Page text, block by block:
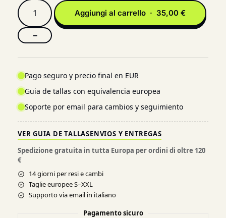
−
Aggiungi al carrello · 35,00 €
Pago seguro y precio final en EUR
Guia de tallas con equivalencia europea
Soporte por email para cambios y seguimiento
VER GUIA DE TALLASENVIOS Y ENTREGAS
Spedizione gratuita in tutta Europa per ordini di oltre 120
€
14 giorni per resi e cambi
Taglie europee S–XXL
Supporto via email in italiano
Pagamento sicuro